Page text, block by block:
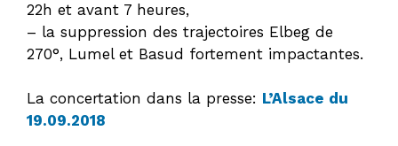
22h et avant 7 heures,
– la suppression des trajectoires Elbeg de
270°, Lumel et Basud fortement impactantes.
La concertation dans la presse: L’Alsace du
19.09.2018